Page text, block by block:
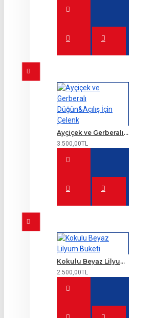
Ayçiçek ve Gerberalı Düğün&Açılış İçin Çelenk
3.500,00TL
Kokulu Beyaz Lilyum Buketi
2.500,00TL